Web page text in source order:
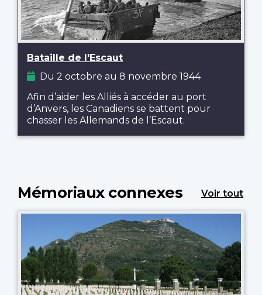
Bataille de l'Escaut
Du 2 octobre au 8 novembre 1944
Afin d’aider les Alliés à accéder au port
d’Anvers, les Canadiens se battent pour
chasser les Allemands de l’Escaut.
Mémoriaux connexes Voir tout